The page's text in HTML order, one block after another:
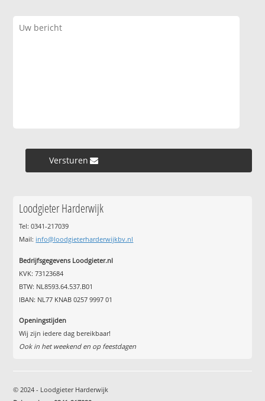
Versturen »
Loodgieter Harderwijk
Tel: 0341-217039
Mail: info@loodgieterharderwijkbv.nl
Bedrijfsgegevens Loodgieter.nl
KVK: 73123684
BTW: NL8593.64.537.B01
IBAN: NL77 KNAB 0257 9997 01
Openingstijden
Wij zijn iedere dag bereikbaar!
Ook in het weekend en op feestdagen
© 2024 - Loodgieter Harderwijk